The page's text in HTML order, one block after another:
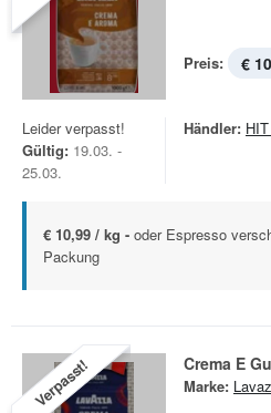
Preis: €
Leider verpasst!
Gültig: 19.03. -
25.03.
Händler:
€ 10,99 / kg - oder Espresso
Packung
Verpasst! Crema E
Marke: